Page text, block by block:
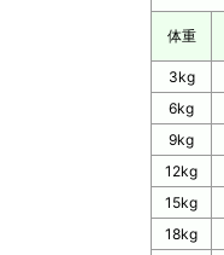
体重
3kg
6kg
9kg
12kg
15kg
18kg